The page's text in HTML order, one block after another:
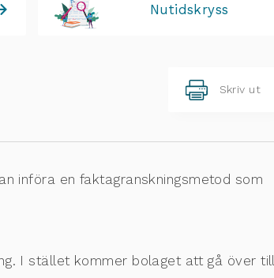
Nutidskryss
Skriv ut
införa en faktagranskningsmetod som
I stället kommer bolaget att gå över till